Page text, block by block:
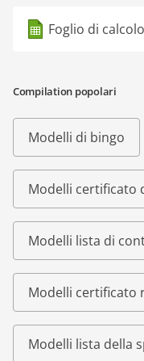
Foglio di calcolo
Compilation popolari
Modelli di bingo
Modelli certificato
Modelli lista di
Modelli certificato
Modelli lista della